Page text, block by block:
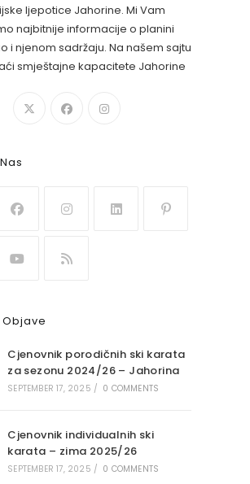
ljepotice Jahorine. Mi Vam
najbitnije informacije o planini
i njenom sadržaju. Na našem sajtu
smještajne kapacitete Jahorine
Cjenovnik porodičnih ski karata
za sezonu 2024/26 – Jahorina
SEPTEMBER 17, 2025 / 0 COMMENTS
Cjenovnik individualnih ski
karata – zima 2025/26
SEPTEMBER 17, 2025 / 0 COMMENTS